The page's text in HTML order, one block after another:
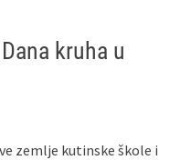
kruha u
zemlje kutinske škole i